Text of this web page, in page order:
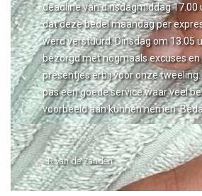
deadline van dinsdagmiddag 17.00
dat deze bedel maandag per
werd verstuurd. Dinsdag om 13.05
bezorgd met nogmaals excuses en
presentjes erbij voor onze tweeling.
pas een goede service waar veel
voorbeeld aan kunnen nemen.
- R van de Zanden